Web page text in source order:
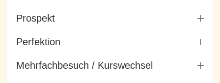
Prospekt
Perfektion
Mehrfachbesuch / Kurswechsel